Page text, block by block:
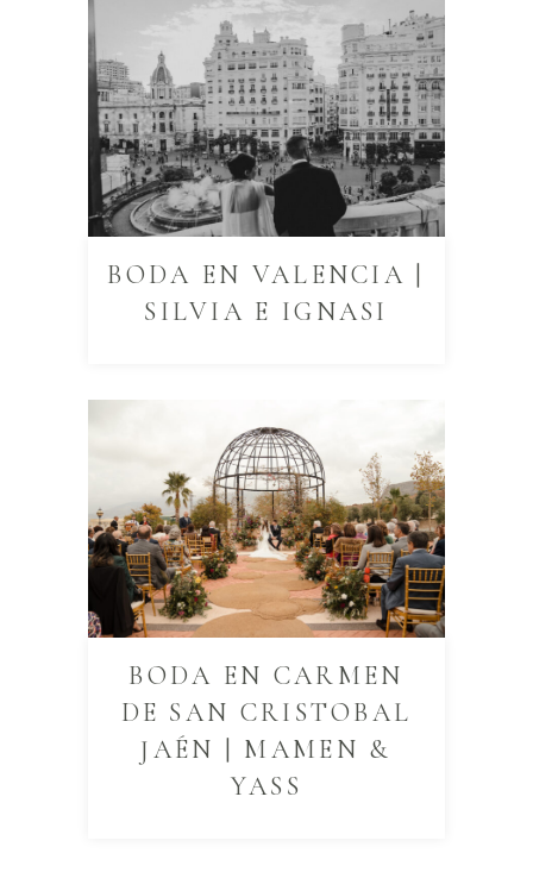
BODA EN VALENCIA |
SILVIA E IGNASI
BODA EN CARMEN
DE SAN CRISTOBAL
JAÉN | MAMEN &
YASS